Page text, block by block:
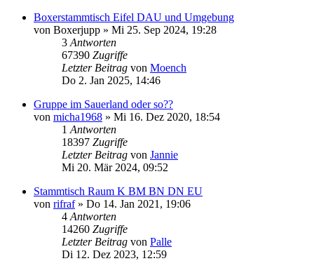
Boxerstammtisch Eifel DAU und Umgebung
von Boxerjupp » Mi 25. Sep 2024, 19:28
3 Antworten
67390 Zugriffe
Letzter Beitrag von Moench
Do 2. Jan 2025, 14:46
Gruppe im Sauerland oder so??
von micha1968 » Mi 16. Dez 2020, 18:54
1 Antworten
18397 Zugriffe
Letzter Beitrag von Jannie
Mi 20. Mär 2024, 09:52
Stammtisch Raum K BM BN DN EU
von rifraf» Do 14. Jan 2021, 19:06
4 Antworten
14260 Zugriffe
Letzter Beitrag von Palle
Di 12. Dez 2023, 12:59